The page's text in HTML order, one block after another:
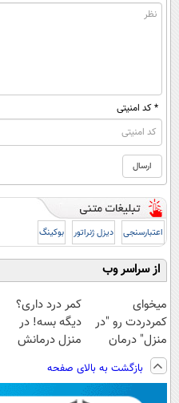
* کد امنیتی
اعتبارسنجی دیزل ژنراتور بوکینگ
از سراسر وب
میخوای
کمردردت رو "در
منزل" درمان
کنی؟ (◂فیلم +
◂پرسش‌نامه)
کمر درد داری؟
دیگه بسه! در
منزل درمانش
(◀پرسش‌نامه)
بازگشت به بالای صفحه